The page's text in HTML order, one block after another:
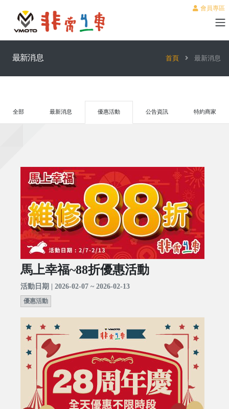
會員專區
最新消息 首頁 最新消息
全部 最新消息 優惠活動 公告資訊 特約商家
馬上幸福~88折優惠活動
活動日期 | 2026-02-07 ~ 2026-02-13
優惠活動